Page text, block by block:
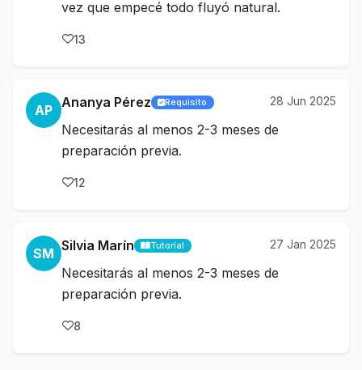
vez que empecé todo fluyó natural.
13
AP Ananya Pérez Requisito 28 Jun 2025
Necesitarás al menos 2-3 meses de
preparación previa.
12
SM Silvia Marín Tutorial 27 Jan 2025
Necesitarás al menos 2-3 meses de
preparación previa.
8